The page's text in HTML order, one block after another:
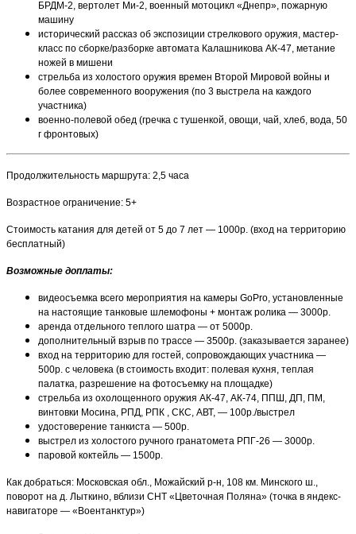
БРДМ-2, вертолет Ми-2, военный мотоцикл «Днепр», пожарную
машину
исторический рассказ об экспозиции стрелкового оружия, мастер-
класс по сборке/разборке автомата Калашникова АК-47, метание
ножей в мишени
стрельба из холостого оружия времен Второй Мировой войны и
более современного вооружения (по 3 выстрела на каждого
участника)
военно-полевой обед (гречка с тушенкой, овощи, чай, хлеб, вода, 50
г фронтовых)
Продолжительность маршрута: 2,5 часа
Возрастное ограничение: 5+
Стоимость катания для детей от 5 до 7 лет — 1000р. (вход на территорию
бесплатный)
Возможные доплаты:
видеосъемка всего мероприятия на камеры GoPro, установленные
на настоящие танковые шлемофоны + монтаж ролика — 3000р.
аренда отдельного теплого шатра — от 5000р.
дополнительный взрыв по трассе — 3500р. (заказывается заранее)
вход на территорию для гостей, сопровождающих участника —
500р. с человека (в стоимость входит: полевая кухня, теплая
палатка, разрешение на фотосъемку на площадке)
стрельба из охолощенного оружия АК-47, АК-74, ППШ, ДП, ПМ,
винтовки Мосина, РПД, РПК , СКС, АВТ, — 100р./выстрел
удостоверение танкиста — 500р.
выстрел из холостого ручного гранатомета РПГ-26 — 3000р.
паровой коктейль — 1500р.
Как добраться: Московская обл., Можайский р-н, 108 км. Минского ш.,
поворот на д. Лыткино, вблизи СНТ «Цветочная Поляна» (точка в яндекс-
навигаторе — «Воентанктур»)